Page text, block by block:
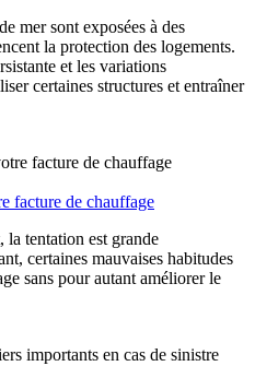
mer sont exposées à des
la protection des logements.
et les variations
certaines structures et entraîner
facture de chauffage
la tentation est grande
certaines mauvaises habitudes
sans pour autant améliorer le